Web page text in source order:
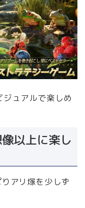
ュアルで楽しめ
以上に楽し
アリ塚を少しず